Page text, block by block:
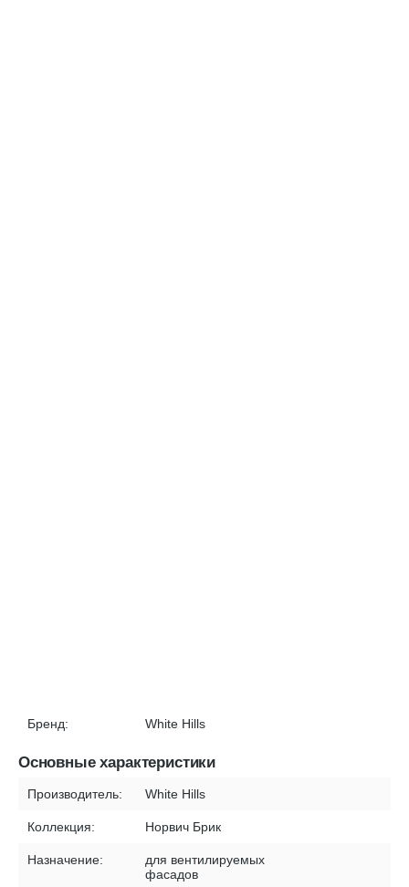
Бренд: White Hills
Основные характеристики
Производитель: White Hills
Коллекция: Норвич Брик
Назначение:
для вентилируемых
фасадов